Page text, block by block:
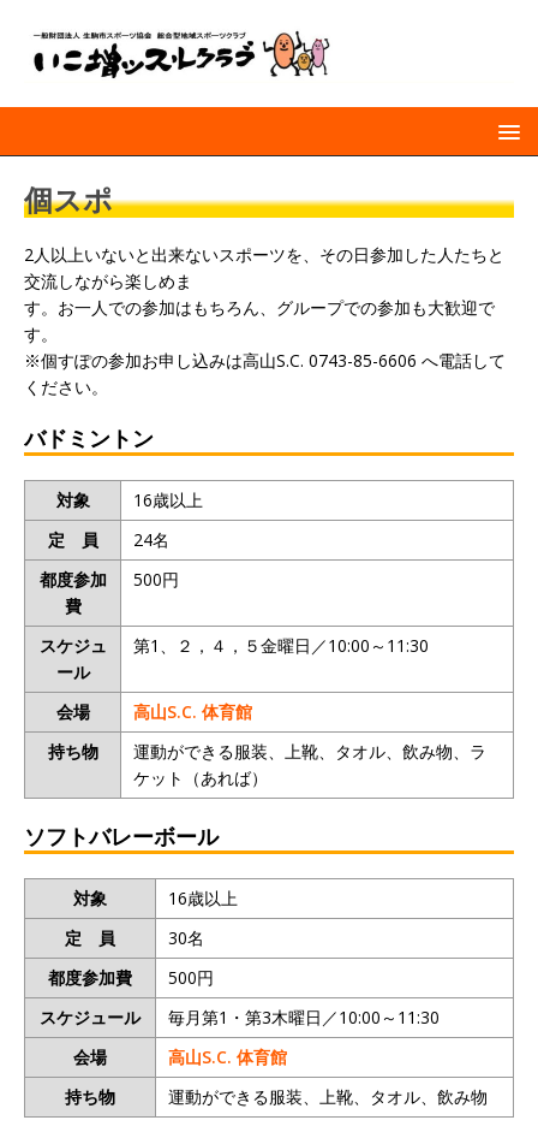
個スポ
2人以上いないと出来ないスポーツを、その日参加した人たちと
交流しながら楽しめま
す。お一人での参加はもちろん、グループでの参加も大歓迎で
す。
※個すぽの参加お申し込みは高山S.C. 0743-85-6606 へ電話して
ください。
バドミントン
対象
16歳以上
定 員
24名
都度参加
費
500円
スケジュ
ール
第1、２，４，５金曜日／10:00～11:30
会場
高山S.C. 体育館
持ち物
運動ができる服装、上靴、タオル、飲み物、ラ
ケット（あれば）
ソフトバレーボール
対象
16歳以上
定 員
30名
都度参加費
500円
スケジュール
毎月第1・第3木曜日／10:00～11:30
会場
高山S.C. 体育館
持ち物
運動ができる服装、上靴、タオル、飲み物